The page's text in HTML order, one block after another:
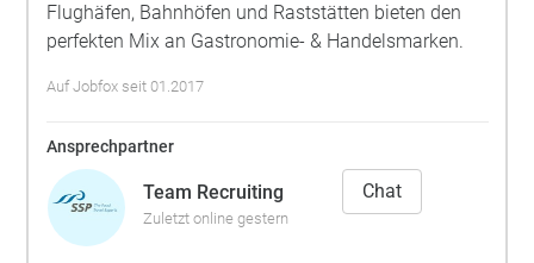
Flughäfen, Bahnhöfen und Raststätten bieten den
perfekten Mix an Gastronomie- & Handelsmarken.
Auf Jobfox seit 01.2017
Ansprechpartner
Team Recruiting
Zuletzt online gestern
Chat